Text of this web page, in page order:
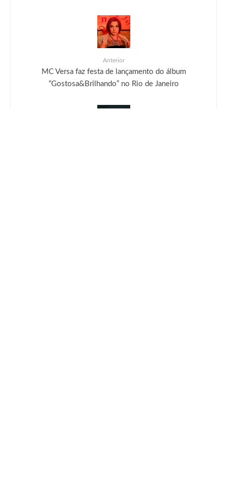
Anterior
MC Versa faz festa de lançamento do álbum
“Gostosa&Brilhando” no Rio de Janeiro